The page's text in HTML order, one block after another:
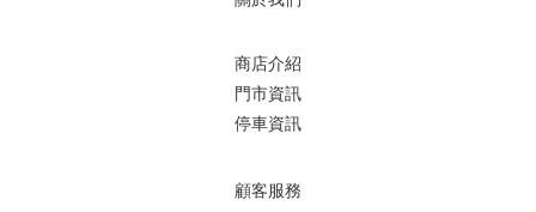
商店介紹
門市資訊
停車資訊
顧客服務